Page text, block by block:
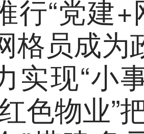
行“党建
格员成为
实现“小
色物业”